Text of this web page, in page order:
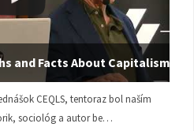
and Facts About Capitalism
CEQLS, tentoraz bol naším
sociológ a autor be…